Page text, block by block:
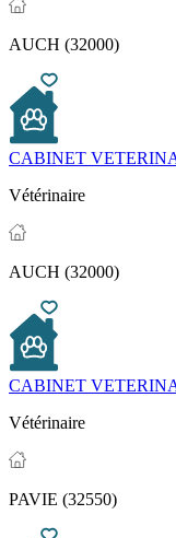
AUCH (32000)
CABINET
Vétérinaire
AUCH (32000)
CABINET
Vétérinaire
PAVIE (32550)